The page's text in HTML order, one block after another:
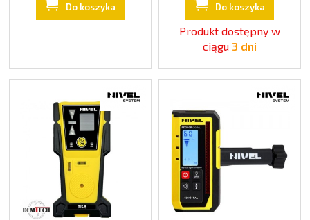
Do koszyka Do koszyka
Produkt dostępny w
ciągu 3 dni